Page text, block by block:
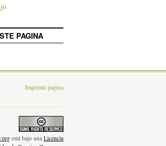
PAGINA
Imprimir pagina
está bajo una Licencia